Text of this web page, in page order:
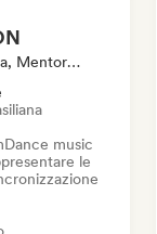
Media/Giornalista, Mentore, Stazione Radio, Sync Supervisor
Dance music
le